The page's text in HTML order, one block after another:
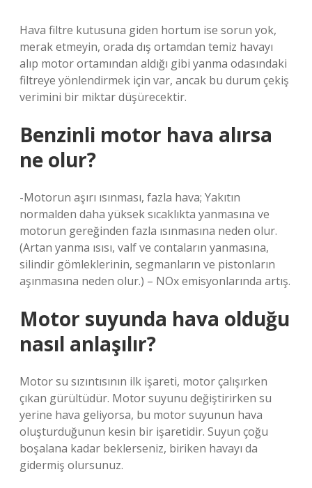
Hava filtre kutusuna giden hortum ise sorun yok,
merak etmeyin, orada dış ortamdan temiz havayı
alıp motor ortamından aldığı gibi yanma odasındaki
filtreye yönlendirmek için var, ancak bu durum çekiş
verimini bir miktar düşürecektir.
Benzinli motor hava alırsa
ne olur?
-Motorun aşırı ısınması, fazla hava; Yakıtın
normalden daha yüksek sıcaklıkta yanmasına ve
motorun gereğinden fazla ısınmasına neden olur.
(Artan yanma ısısı, valf ve contaların yanmasına,
silindir gömleklerinin, segmanların ve pistonların
aşınmasına neden olur.) – NOx emisyonlarında artış.
Motor suyunda hava olduğu
nasıl anlaşılır?
Motor su sızıntısının ilk işareti, motor çalışırken
çıkan gürültüdür. Motor suyunu değiştirirken su
yerine hava geliyorsa, bu motor suyunun hava
oluşturduğunun kesin bir işaretidir. Suyun çoğu
boşalana kadar beklerseniz, biriken havayı da
gidermiş olursunuz.